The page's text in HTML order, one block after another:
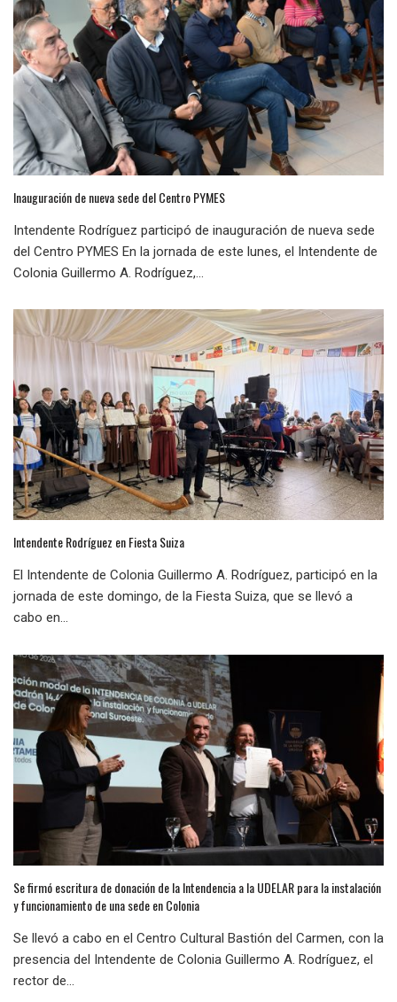
Inauguración de nueva sede del Centro PYMES
Intendente Rodríguez participó de inauguración de nueva sede
del Centro PYMES En la jornada de este lunes, el Intendente de
Colonia Guillermo A. Rodríguez,...
Intendente Rodríguez en Fiesta Suiza
El Intendente de Colonia Guillermo A. Rodríguez, participó en la
jornada de este domingo, de la Fiesta Suiza, que se llevó a
cabo en...
Se firmó escritura de donación de la Intendencia a la UDELAR para la instalación
y funcionamiento de una sede en Colonia
Se llevó a cabo en el Centro Cultural Bastión del Carmen, con la
presencia del Intendente de Colonia Guillermo A. Rodríguez, el
rector de...